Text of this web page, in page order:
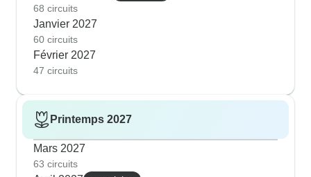
68 circuits
Janvier 2027
60 circuits
Février 2027
47 circuits
Printemps 2027
Mars 2027
63 circuits